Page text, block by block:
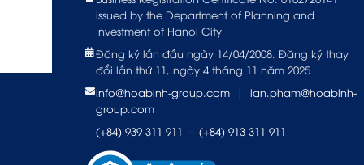
issued by the Department of Planning and
Investment of Hanoi City
Đăng ký lần đầu ngày 14/04/2008. Đăng ký thay
đổi lần thứ 11, ngày 4 tháng 11 năm 2025
info@hoabinh-group.com
|
lan.pham@hoabinh-
group.com
(+84) 939 311 911 - (+84) 913 311 911